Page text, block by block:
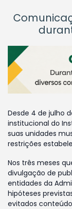
Desde 4 de julho
institucional do
suas unidades
restrições
Nos três meses
divulgação de
entidades da
hipóteses
evitados